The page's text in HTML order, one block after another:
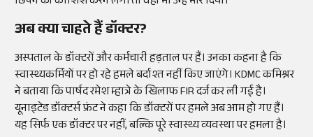
अब क्या चाहते हैं डॉक्टर?
अस्पताल के डॉक्टरों और कर्मचारी हड़ताल पर हैं। उनका कहना है कि
स्वास्थ्यकर्मियों पर हो रहे हमले बर्दाश्त नहीं किए जाएंगे। KDMC कमिश्नर
ने बताया कि पार्षद रमेश म्हात्रे के खिलाफ FIR दर्ज कर ली गई है।
यूनाइटेड डॉक्टर्स फ्रंट ने कहा कि डॉक्टरों पर हमले अब आम हो गए हैं।
यह सिर्फ एक डॉक्टर पर नहीं, बल्कि पूरे स्वास्थ्य व्यवस्था पर हमला है।